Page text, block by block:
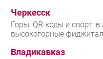
Черкесск
Горы, QR-коды и спорт:
высокогорные
Владикавказ